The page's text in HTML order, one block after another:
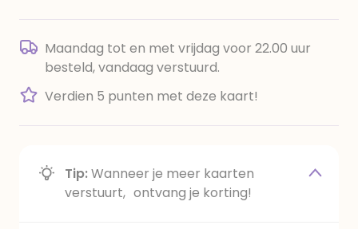
Maandag tot en met vrijdag voor 22.00 uur
besteld, vandaag verstuurd.
Verdien 5 punten met deze kaart!
Tip:Wanneer je meer kaarten
verstuurt, ontvang je korting!